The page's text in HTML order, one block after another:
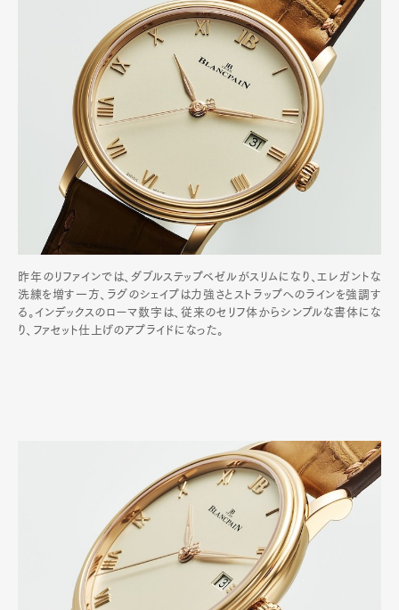
昨年のリファインでは、ダブルステップベゼルがスリムになり、エレガントな
洗練を増す一方、ラグのシェイプは力強さとストラップへのラインを強調す
る。インデックスのローマ数字は、従来のセリフ体からシンプルな書体にな
り、ファセット仕上げのアプライドになった。